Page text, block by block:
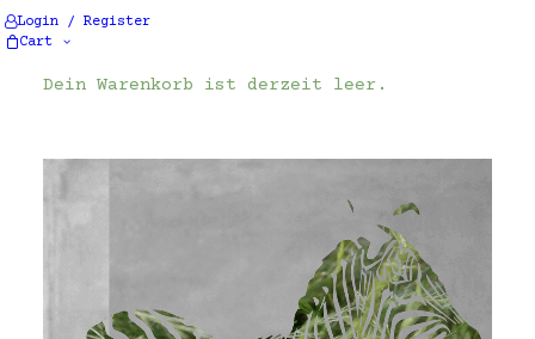
Login / Register
Cart
Dein Warenkorb ist derzeit leer.